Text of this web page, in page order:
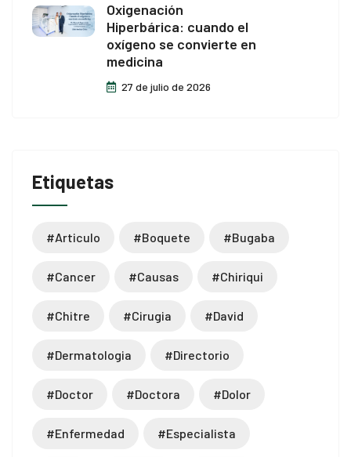
Oxigenación
Hiperbárica: cuando el
oxígeno se convierte en
medicina
27 de julio de 2026
Etiquetas
#articulo #boquete #bugaba
#cancer #causas #chiriqui
#chitre #cirugia #david
#dermatologia #directorio
#doctor #doctora #dolor
#enfermedad #especialista